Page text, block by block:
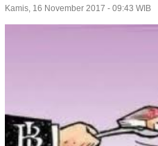
Kamis, 16 November 2017 - 09:43 WIB